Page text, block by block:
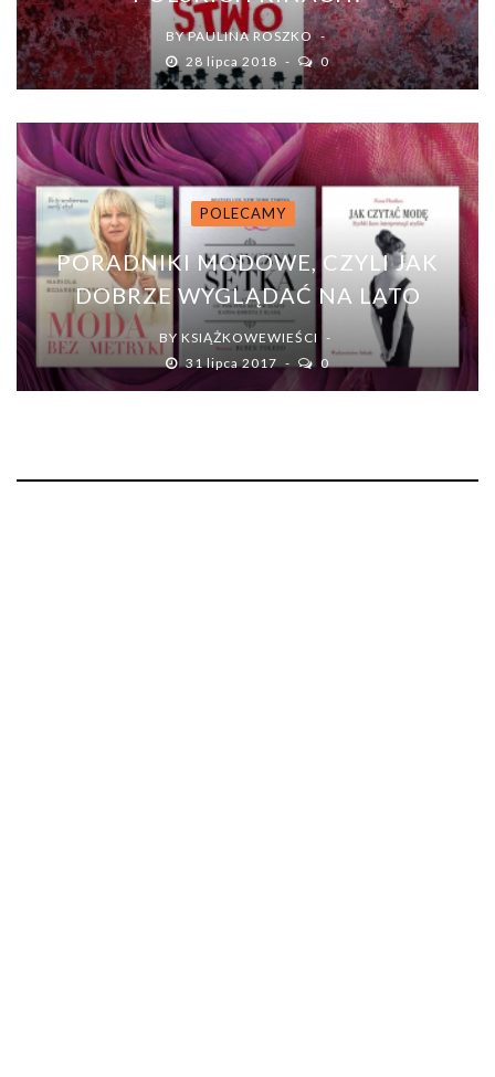
BYPAULINA ROSZKO
28 lipca 2018
0
POLECAMY
PORADNIKI MODOWE, CZYLI JAK
DOBRZE WYGLĄDAĆ NA LATO
BY KSIĄŻKOWEWIEŚCI
31 lipca 2017
0